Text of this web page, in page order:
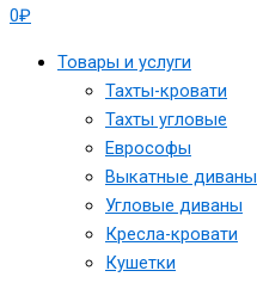
0₽
Товары и услуги
Тахты-кровати
Тахты угловые
Еврософы
Выкатные диваны
Угловые диваны
Кресла-кровати
Кушетки